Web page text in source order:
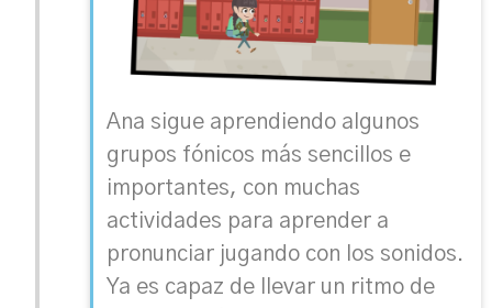
Ana sigue aprendiendo algunos
grupos fónicos más sencillos e
importantes, con muchas
actividades para aprender a
pronunciar jugando con los sonidos.
Ya es capaz de llevar un ritmo de